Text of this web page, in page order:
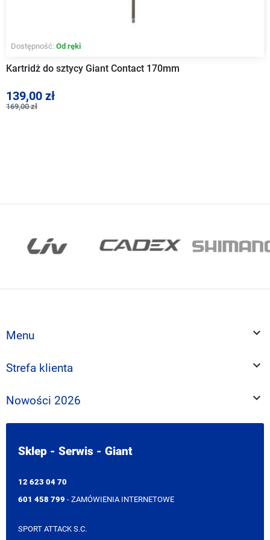
Dostępność: Od ręki
Kartridż do sztycy Giant Contact 170mm
139,00 zł
169,00 zł
Menu 
Strefa klienta 
Nowości 2026 
Sklep - Serwis - Giant
12 623 04 70
601 458 799 - ZAMÓWIENIA INTERNETOWE
SPORT ATTACK S.C.